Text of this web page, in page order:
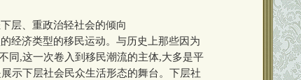
层、重政治轻社会的倾向
济类型的移民运动。与历史上那些因为
同,这一次卷入到移民潮流的主体,大多是平
示下层社会民众生活形态的舞台。下层社